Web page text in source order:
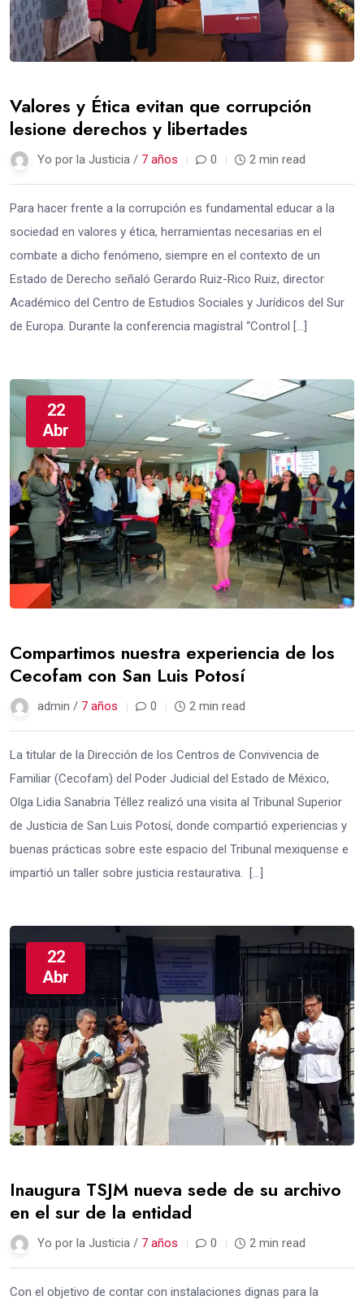
Valores y Ética evitan que corrupción
lesione derechos y libertades
Yo por la Justicia / 7 años 0 2 min read
Para hacer frente a la corrupción es fundamental educar a la
sociedad en valores y ética, herramientas necesarias en el
combate a dicho fenómeno, siempre en el contexto de un
Estado de Derecho señaló Gerardo Ruiz-Rico Ruiz, director
Académico del Centro de Estudios Sociales y Jurídicos del Sur
de Europa. Durante la conferencia magistral “Control […]
22
Abr
Compartimos nuestra experiencia de los
Cecofam con San Luis Potosí
admin / 7 años 0 2 min read
La titular de la Dirección de los Centros de Convivencia de
Familiar (Cecofam) del Poder Judicial del Estado de México,
Olga Lidia Sanabria Téllez realizó una visita al Tribunal Superior
de Justicia de San Luis Potosí, donde compartió experiencias y
buenas prácticas sobre este espacio del Tribunal mexiquense e
impartió un taller sobre justicia restaurativa. […]
22
Abr
Inaugura TSJM nueva sede de su archivo
en el sur de la entidad
Yo por la Justicia / 7 años 0 2 min read
Con el objetivo de contar con instalaciones dignas para la